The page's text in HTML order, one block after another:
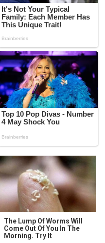
The Lump Of Worms Will
Come Out Of You In The
Morning. Try It